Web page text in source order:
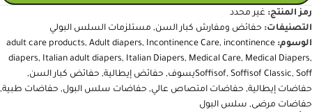
رمز المنتج: غير محدد
التصنيفات: حفائض ومفارش كبار السن, مستلزمات السلس البولي
الوسوم:
adult care products, Adult diapers, Incontinence Care, incontinence
diapers, Italian adult diapers, Italian Diapers, Medical Care, Medical Diapers,
Soffisof, Soffisof Classic, Soffيسوف , حفائض إيطالية, حفائض كبار السن,
حفاضات إيطالية, حفاضات امتصاص عالي, حفاضات سلس البول, حفاضات طبية,
حفاضات مرضى, سلس البول